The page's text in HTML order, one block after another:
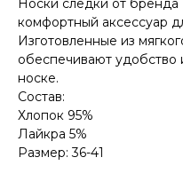
Носки следки от бренда
комфортный аксессуар
Изготовленные из
обеспечивают
носке.
Состав:
Хлопок 95%
Лайкра 5%
Размер: 36-41